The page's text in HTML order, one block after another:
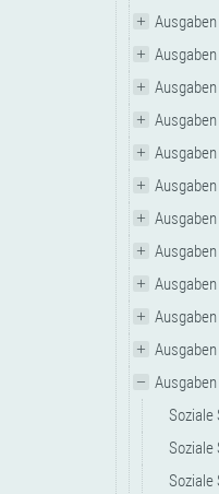
Ausgaben
Soziale
Soziale
Soziale